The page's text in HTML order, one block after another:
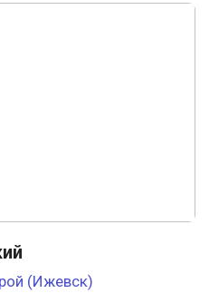
(Ижевск)